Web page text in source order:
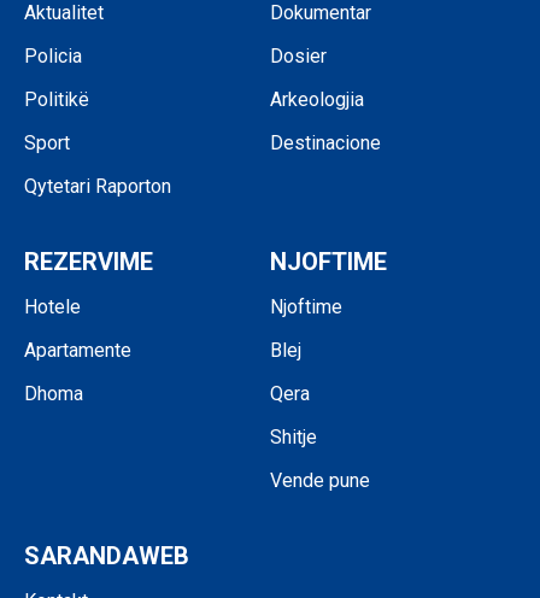
Aktualitet
Policia
Politikë
Sport
Qytetari Raporton
Dokumentar
Dosier
Arkeologjia
Destinacione
REZERVIME
Hotele
Apartamente
Dhoma
NJOFTIME
Njoftime
Blej
Qera
Shitje
Vende pune
SARANDAWEB